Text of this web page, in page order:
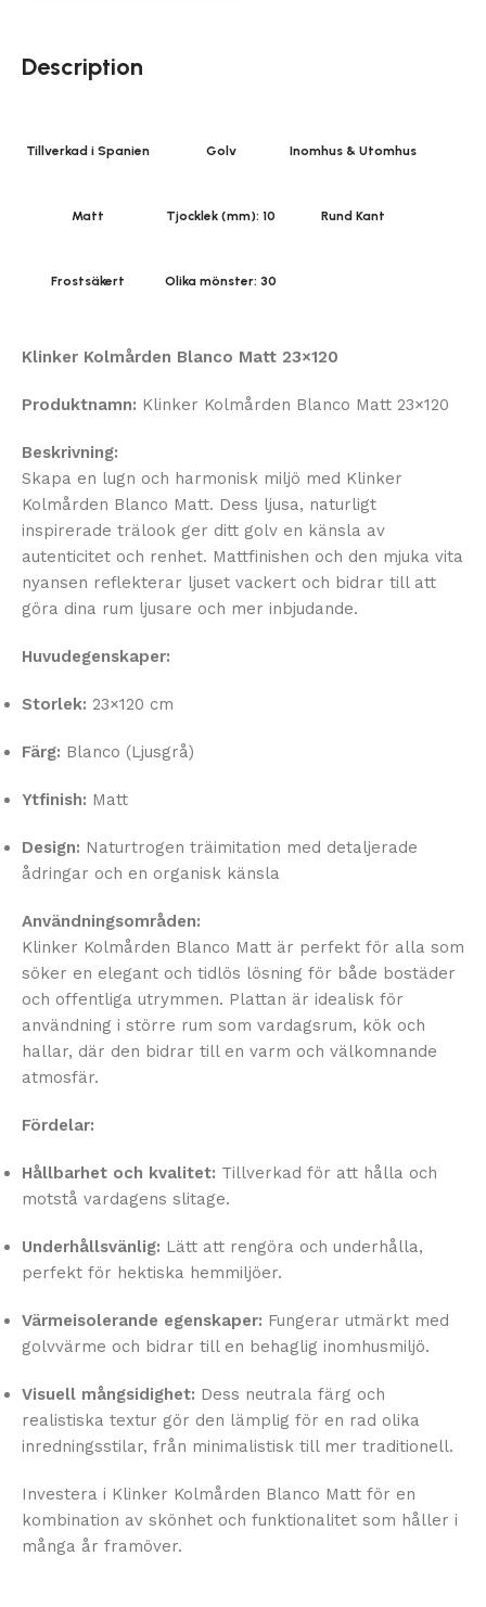
Description
Tillverkad i Spanien Golv Inomhus & Utomhus
Matt Tjocklek (mm): 10 Rund Kant
Frostsäkert Olika mönster: 30
Klinker Kolmården Blanco Matt 23×120
Produktnamn: Klinker Kolmården Blanco Matt 23×120
Beskrivning:
Skapa en lugn och harmonisk miljö med Klinker
Kolmården Blanco Matt. Dess ljusa, naturligt
inspirerade trälook ger ditt golv en känsla av
autenticitet och renhet. Mattfinishen och den mjuka vita
nyansen reflekterar ljuset vackert och bidrar till att
göra dina rum ljusare och mer inbjudande.
Huvudegenskaper:
Storlek: 23×120 cm
Färg: Blanco (Ljusgrå)
Ytfinish: Matt
Design: Naturtrogen träimitation med detaljerade
ådringar och en organisk känsla
Användningsområden:
Klinker Kolmården Blanco Matt är perfekt för alla som
söker en elegant och tidlös lösning för både bostäder
och offentliga utrymmen. Plattan är idealisk för
användning i större rum som vardagsrum, kök och
hallar, där den bidrar till en varm och välkomnande
atmosfär.
Fördelar:
Hållbarhet och kvalitet: Tillverkad för att hålla och
motstå vardagens slitage.
Underhållsvänlig: Lätt att rengöra och underhålla,
perfekt för hektiska hemmiljöer.
Värmeisolerande egenskaper: Fungerar utmärkt med
golvvärme och bidrar till en behaglig inomhusmiljö.
Visuell mångsidighet: Dess neutrala färg och
realistiska textur gör den lämplig för en rad olika
inredningsstilar, från minimalistisk till mer traditionell.
Investera i Klinker Kolmården Blanco Matt för en
kombination av skönhet och funktionalitet som håller i
många år framöver.